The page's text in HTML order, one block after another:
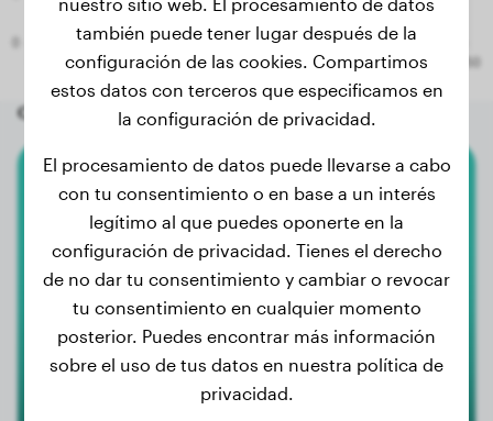
Otros perros aleatorios
Carlino
Alba
también puede tener lugar después de la
configuración de las cookies. Compartimos
estos datos con terceros que especificamos en
la configuración de privacidad.
El procesamiento de datos puede llevarse a cabo
con tu consentimiento o en base a un interés
legítimo al que puedes oponerte en la
configuración de privacidad. Tienes el derecho
de no dar tu consentimiento y cambiar o revocar
tu consentimiento en cualquier momento
posterior. Puedes encontrar más información
sobre el uso de tus datos en nuestra política de
privacidad.